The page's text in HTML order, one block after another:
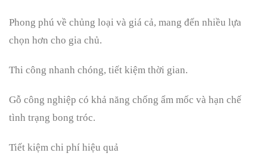
Phong phú về chủng loại và giá cả, mang đến nhiều lựa
chọn hơn cho gia chủ.
Thi công nhanh chóng, tiết kiệm thời gian.
Gỗ công nghiệp có khả năng chống ẩm mốc và hạn chế
tình trạng bong tróc.
Tiết kiệm chi phí hiệu quả